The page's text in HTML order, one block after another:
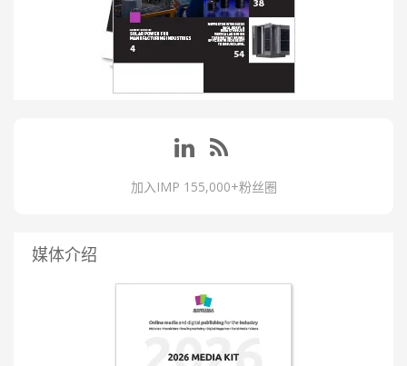
加入IMP 155,000+粉丝圈
媒体介绍